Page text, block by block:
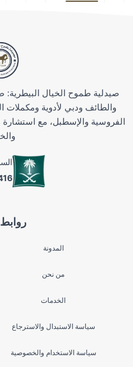
المدونة
من نحن
الخدمات
سياسة الاستبدال والاسترجاع
سياسة الاستخدام والخصوصية
صيدلية طموح الخيال
والطائف ودبي لأدوية ومكملات
الفروسية والإسطبل، مع